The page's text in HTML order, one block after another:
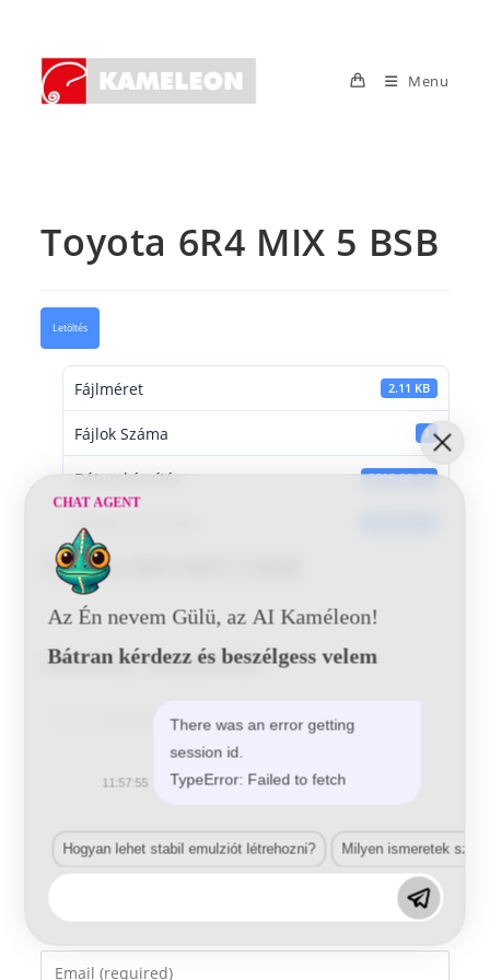
content
Menu
Toyota 6R4 MIX 5 BSB
Letöltés
Fájlméret 2.11 KB
Fájlok Száma 1
Dátumkészítés 2016-06-21
Utoljára frissített
Toyota 6R4 MIX 5 BSB
Vélemény, hozzászólás?
your
name
Enter
CHAT AGENT
Az Én nevem Gülü, az AI Kaméleon!
Bátran kérdezz és beszélgess velem
There was an error getting
session id.
TypeError: Failed to fetch
11:57:55
Hogyan lehet stabil emulziót létrehozni? Milyen ismeretek